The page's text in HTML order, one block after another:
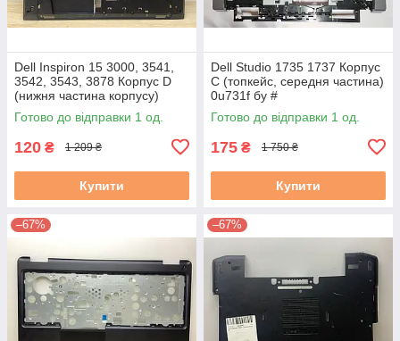
Dell Inspiron 15 3000, 3541,
3542, 3543, 3878 Корпус D
(нижня частина корпусу)
460.00H04.0004 0PKM2X
3.5С б/в
Готово до відправки 1 од.
120 ₴ 1 209 ₴
Купити
Dell Studio 1735 1737 Корпус
C (топкейс, середня частина)
0u731f бу #
Готово до відправки 1 од.
175 ₴ 1 750 ₴
Купити
–67% –67%